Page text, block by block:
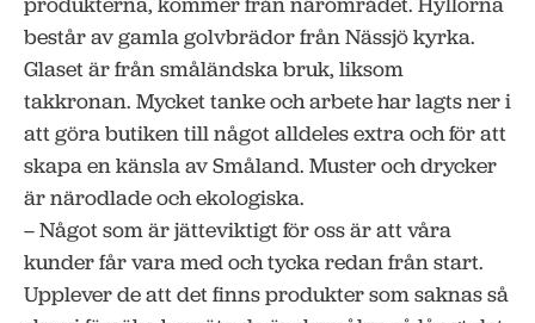
består av gamla golvbrädor från Nässjö kyrka.
Glaset är från småländska bruk, liksom
takkronan. Mycket tanke och arbete har lagts ner i
att göra butiken till något alldeles extra och för att
skapa en känsla av Småland. Muster och drycker
är närodlade och ekologiska.
– Något som är jätteviktigt för oss är att våra
kunder får vara med och tycka redan från start.
Upplever de att det finns produkter som saknas så